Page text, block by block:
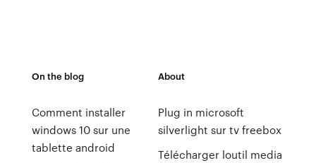
On the blog
Comment installer
windows 10 sur une
tablette android
About
Plug in microsoft
silverlight sur tv freebox
Télécharger loutil media